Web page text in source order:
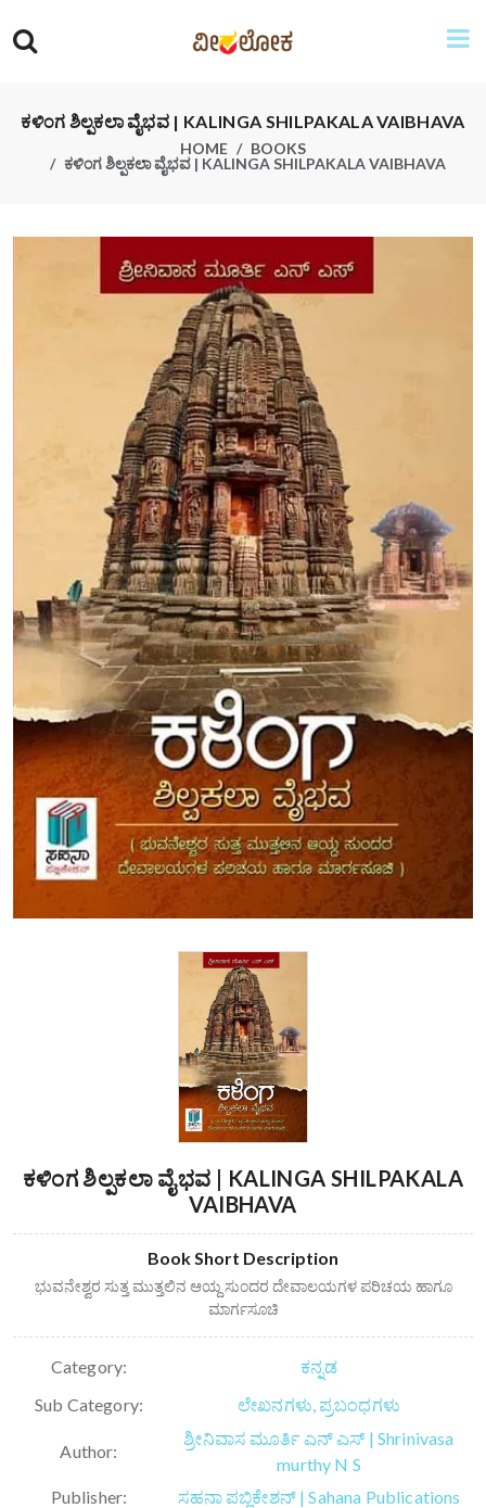
ಕಳಿಂಗ ಶಿಲ್ಪಕಲಾ ವೈಭವ | KALINGA SHILPAKALA VAIBHAVA
HOME
BOOKS
ಕಳಿಂಗ ಶಿಲ್ಪಕಲಾ ವೈಭವ | KALINGA SHILPAKALA VAIBHAVA
ಕಳಿಂಗ ಶಿಲ್ಪಕಲಾ ವೈಭವ | KALINGA SHILPAKALA
VAIBHAVA
Book Short Description
ಭುವನೇಶ್ವರ ಸುತ್ತ ಮುತ್ತಲಿನ ಆಯ್ದ ಸುಂದರ ದೇವಾಲಯಗಳ ಪರಿಚಯ ಹಾಗೂ
ಮಾರ್ಗಸೂಚಿ
Category:
ಕನ್ನಡ
Sub Category:
ಲೇಖನಗಳು, ಪ್ರಬಂಧಗಳು
Author:
ಶ್ರೀನಿವಾಸ ಮೂರ್ತಿ ಎನ್ ಎಸ್ | Shrinivasa
murthy N S
Publisher:
ಸಹನಾ ಪಬ್ಲಿಕೇಶನ್ | Sahana Publications